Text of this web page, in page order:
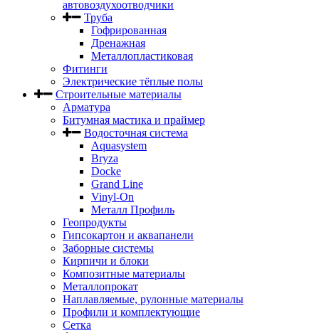
автовоздухоотводчики
Труба
Гофрированная
Дренажная
Металлопластиковая
Фитинги
Электрические тёплые полы
Строительные материалы
Арматура
Битумная мастика и праймер
Водосточная система
Aquasystem
Bryza
Docke
Grand Line
Vinyl-On
Металл Профиль
Геопродукты
Гипсокартон и аквапанели
Заборные системы
Кирпичи и блоки
Композитные материалы
Металлопрокат
Наплавляемые, рулонные материалы
Профили и комплектующие
Сетка